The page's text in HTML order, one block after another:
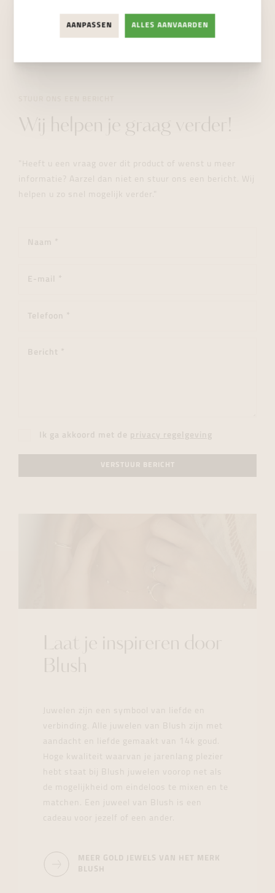
NIET BESCHIKBAAR
Wij helpen je graag verder!
"Heeft u een vraag over dit product of wenst u meer
informatie? Aarzel dan niet en stuur ons een bericht. Wij
helpen u zo snel mogelijk verder."
Ik ga akkoord met de privacy regelgeving
VERSTUUR BERICHT
Laat je inspireren door
Blush
Juwelen zijn een symbool van liefde en
verbinding. Alle juwelen van Blush zijn met
aandacht en liefde gemaakt van 14k goud.
Hoge kwaliteit waarvan je jarenlang plezier
hebt staat bij Blush juwelen voorop net als
de mogelijkheid om eindeloos te mixen en te
matchen. Een juweel van Blush is een
cadeau voor jezelf of een ander.
MEER GOLD JEWELS VAN HET MERK
BLUSH
AANPASSEN ALLES AANVAARDEN